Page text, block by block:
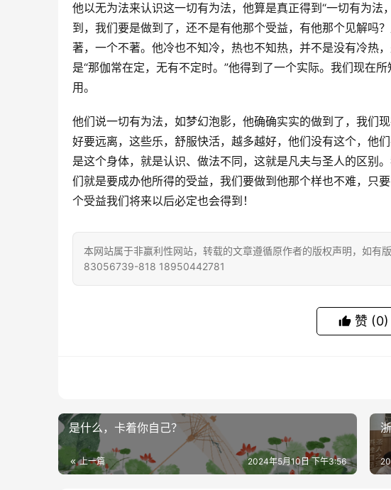
他以无为法来认识这一切有为法，他算是真正得到“一切有为
到，我们要是做到了，还不是有他那个受益，有他那个见解吗
著，一个不著。他冷也不知冷，热也不知热，并不是没有冷热
是“那伽常在定，无有不定时。”他得到了一个实际。我们现在
用。
他们说一切有为法，如梦幻泡影，他确确实实的做到了，我们
好要远离，这些乐，舒服快活，越多越好，他们没有这个，他
是这个身体，就是认识、做法不同，这就是凡夫与圣人的区别
们就是要成办他所得的受益，我们要做到他那个样也不难，只
个受益我们将来以后必定也会得到！
本网站属于非赢利性网站，转载的文章遵循原作者的版权声明，如
83056739-818 18950442781
赞 (0)
是什么，卡着你自己？
上一篇 2024年5月10日 下午3:56